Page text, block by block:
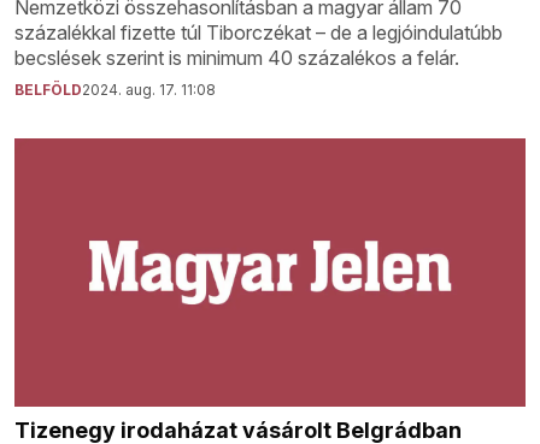
Nemzetközi összehasonlításban a magyar állam 70
százalékkal fizette túl Tiborczékat – de a legjóindulatúbb
becslések szerint is minimum 40 százalékos a felár.
BELFÖLD2024. aug. 17. 11:08
Tizenegy irodaházat vásárolt Belgrádban